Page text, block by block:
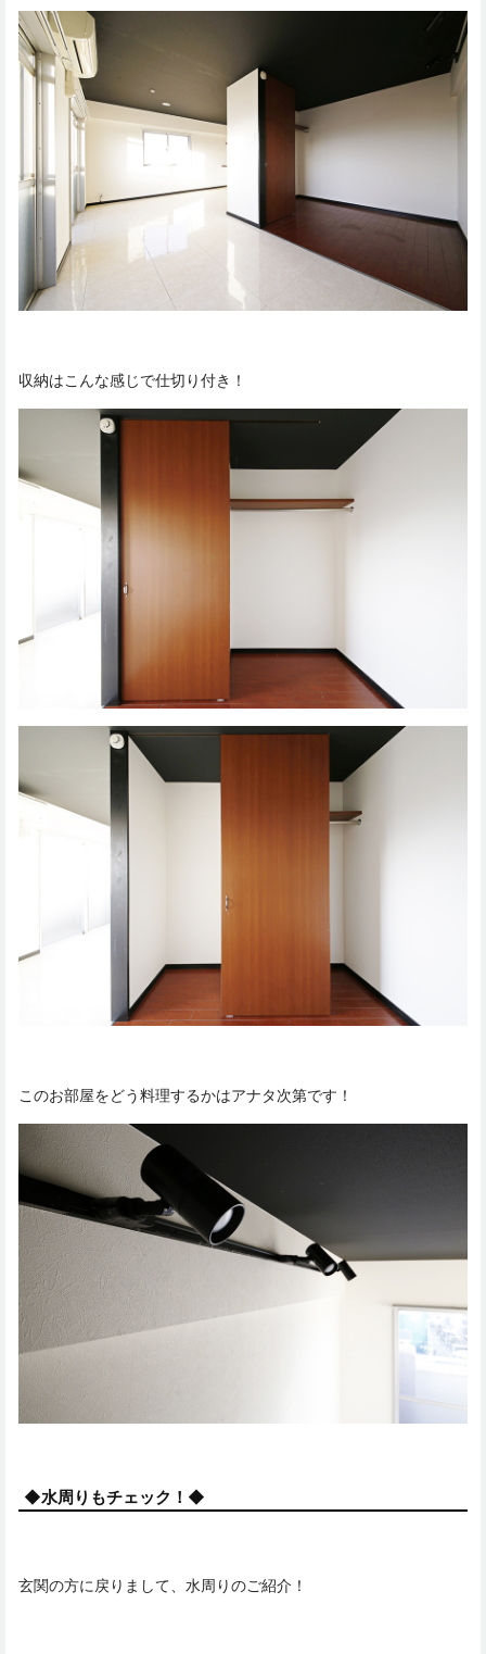
収納はこんな感じで仕切り付き！
このお部屋をどう料理するかはアナタ次第です！
◆水周りもチェック！◆
玄関の方に戻りまして、水周りのご紹介！